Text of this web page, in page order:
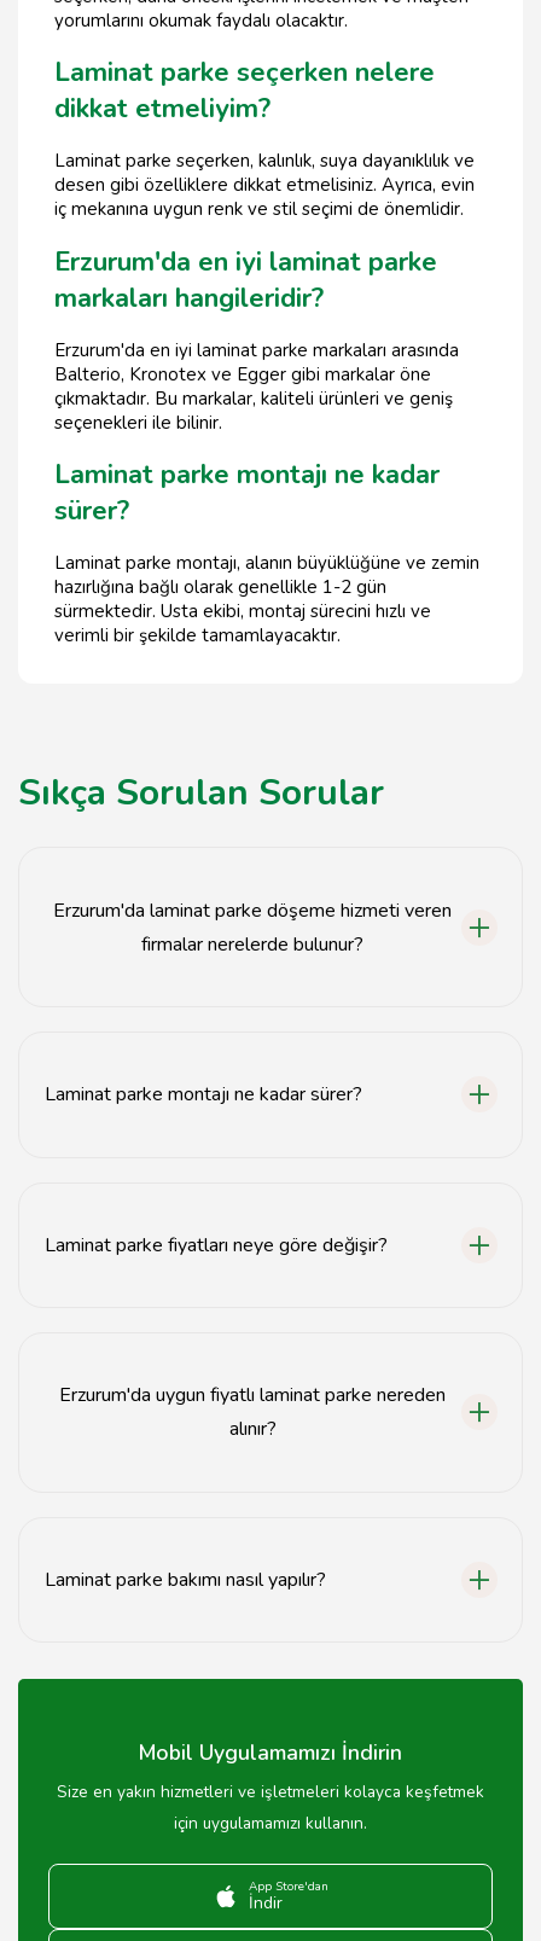
yorumlarını okumak faydalı olacaktır.
Laminat parke seçerken nelere
dikkat etmeliyim?
Laminat parke seçerken, kalınlık, suya dayanıklılık ve
desen gibi özelliklere dikkat etmelisiniz. Ayrıca, evin
iç mekanına uygun renk ve stil seçimi de önemlidir.
Erzurum'da en iyi laminat parke
markaları hangileridir?
Erzurum'da en iyi laminat parke markaları arasında
Balterio, Kronotex ve Egger gibi markalar öne
çıkmaktadır. Bu markalar, kaliteli ürünleri ve geniş
seçenekleri ile bilinir.
Laminat parke montajı ne kadar
sürer?
Laminat parke montajı, alanın büyüklüğüne ve zemin
hazırlığına bağlı olarak genellikle 1-2 gün
sürmektedir. Usta ekibi, montaj sürecini hızlı ve
verimli bir şekilde tamamlayacaktır.
Sıkça Sorulan Sorular
Erzurum'da laminat parke döşeme hizmeti veren
firmalar nerelerde bulunur?
Laminat parke montajı ne kadar sürer?
Laminat parke fiyatları neye göre değişir?
Erzurum'da uygun fiyatlı laminat parke nereden
alınır?
Laminat parke bakımı nasıl yapılır?
bezle silme ile yapılmalıdır. Sert kimyasallar
Mobil Uygulamamızı İndirin
Size en yakın hizmetleri ve işletmeleri kolayca keşfetmek
için uygulamamızı kullanın.
App Store'dan
İndir